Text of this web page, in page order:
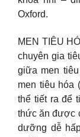
Oxford.
MEN TIÊU
chuyên gia
giữa men
men tiêu hóa
thể tiết ra để
thức ăn được
dưỡng dễ